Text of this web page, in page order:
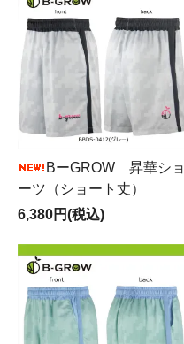
BーGRОW 昇華ショ
ーツ（ショート丈）
6,380円(税込)